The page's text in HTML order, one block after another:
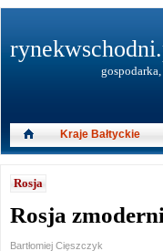
Rosja
Rosja
Bartłomiej Cięszczyk
Kraje Bałtyckie